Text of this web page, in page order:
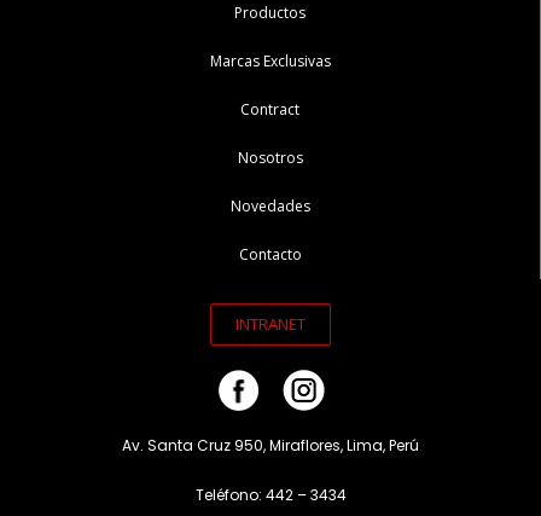
Productos
Marcas Exclusivas
Contract
Nosotros
Novedades
Contacto
INTRANET
Av. Santa Cruz 950, Miraflores, Lima, Perú
Teléfono: 442 – 3434